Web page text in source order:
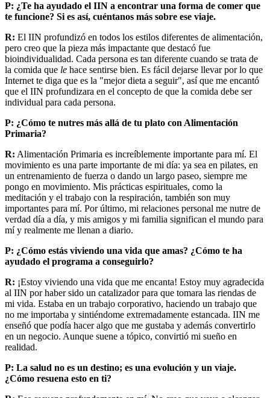
P: ¿Te ha ayudado el IIN a encontrar una forma de comer que
te funcione? Si es así, cuéntanos más sobre ese viaje.
R: El IIN profundizó en todos los estilos diferentes de alimentación,
pero creo que la pieza más impactante que destacó fue
bioindividualidad. Cada persona es tan diferente cuando se trata de
la comida que le hace sentirse bien. Es fácil dejarse llevar por lo que
Internet te diga que es la "mejor dieta a seguir", así que me encantó
que el IIN profundizara en el concepto de que la comida debe ser
individual para cada persona.
P: ¿Cómo te nutres más allá de tu plato con Alimentación
Primaria?
R: Alimentación Primaria es increíblemente importante para mí. El
movimiento es una parte importante de mi día: ya sea en pilates, en
un entrenamiento de fuerza o dando un largo paseo, siempre me
pongo en movimiento. Mis prácticas espirituales, como la
meditación y el trabajo con la respiración, también son muy
importantes para mí. Por último, mi relaciones personal me nutre de
verdad día a día, y mis amigos y mi familia significan el mundo para
mí y realmente me llenan a diario.
P: ¿Cómo estás viviendo una vida que amas? ¿Cómo te ha
ayudado el programa a conseguirlo?
R: ¡Estoy viviendo una vida que me encanta! Estoy muy agradecida
al IIN por haber sido un catalizador para que tomara las riendas de
mi vida. Estaba en un trabajo corporativo, haciendo un trabajo que
no me importaba y sintiéndome extremadamente estancada. IIN me
enseñó que podía hacer algo que me gustaba y además convertirlo
en un negocio. Aunque suene a tópico, convirtió mi sueño en
realidad.
P: La salud no es un destino; es una evolución y un viaje.
¿Cómo resuena esto en ti?